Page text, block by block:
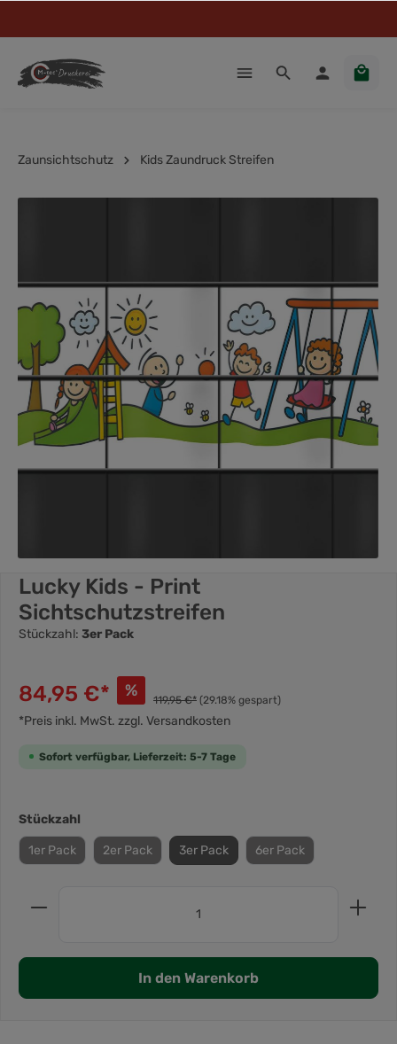
Zaunsichtschutz Kids Zaundruck Streifen
Lucky Kids - Print
Sichtschutzstreifen
Stückzahl: 3er Pack
84,95 €* % 119,95 €* (29.18% gespart)
*Preis inkl. MwSt. zzgl. Versandkosten
Sofort verfügbar, Lieferzeit: 5-7 Tage
Stückzahl
1er Pack 2er Pack 3er Pack 6er Pack
In den Warenkorb